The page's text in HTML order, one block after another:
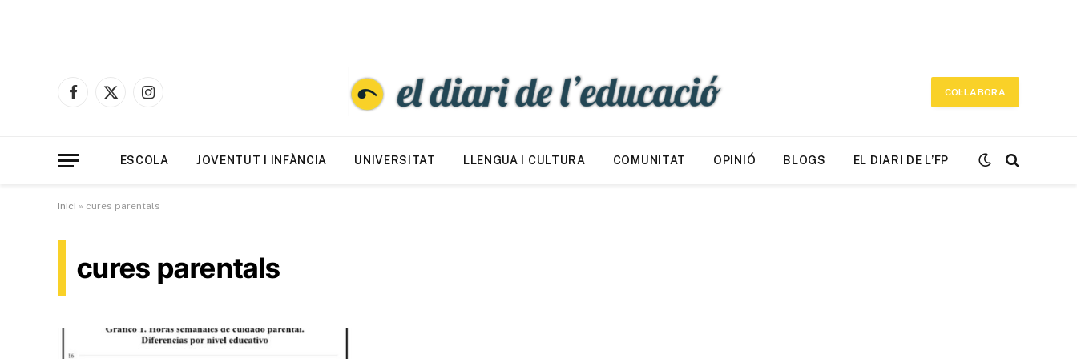
Facebook
X
Instagram
COL·LABORA
ESCOLA JOVENTUT I INFÀNCIA UNIVERSITAT LLENGUA I CULTURA COMUNITAT OPINIÓ BLOGS EL DIARI DE L’FP
Inici » cures parentals
cures parentals